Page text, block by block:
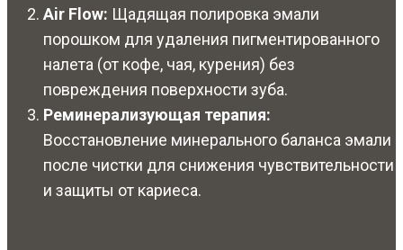
Air Flow: Щадящая полировка эмали
порошком для удаления пигментированного
налета (от кофе, чая, курения) без
повреждения поверхности зуба.
Реминерализующая терапия:
Восстановление минерального баланса эмали
после чистки для снижения чувствительности
и защиты от кариеса.